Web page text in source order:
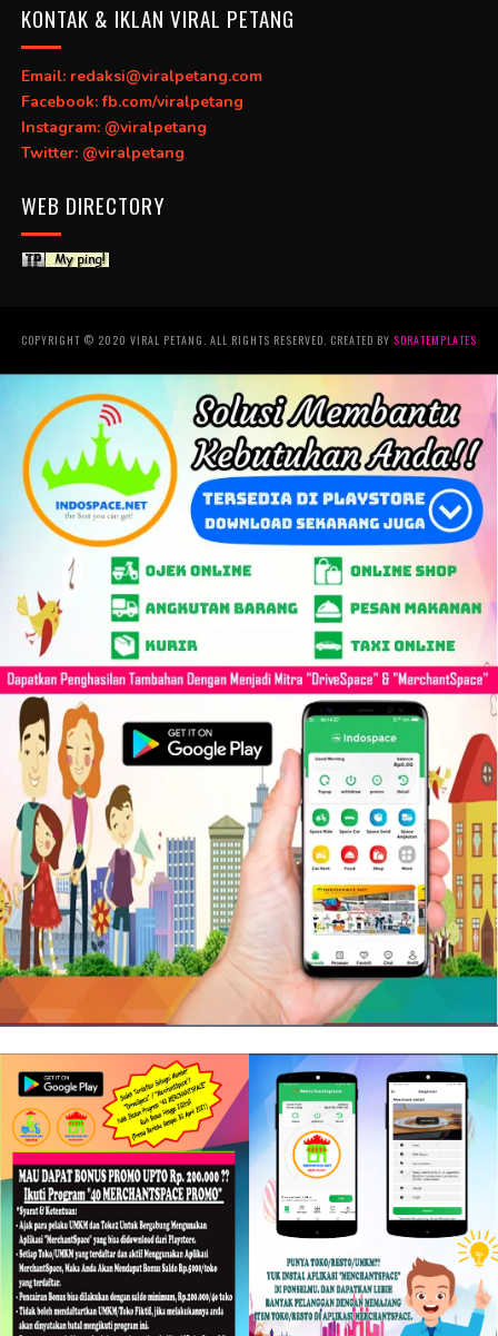
KONTAK & IKLAN VIRAL PETANG
Email: redaksi@viralpetang.com
Facebook: fb.com/viralpetang
Instagram: @viralpetang
Twitter: @viralpetang
WEB DIRECTORY
COPYRIGHT © 2020 VIRAL PETANG. ALL RIGHTS RESERVED. CREATED BY SORATEMPLATES